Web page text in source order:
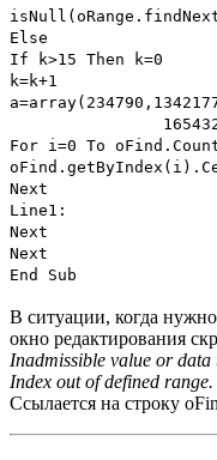
Else
If k>15 Then k=0
k=k+1
For i=0 To
Next
Line1:
Next
Next
End Sub
В ситуации, когда
окно редактирования
Inadmissible value or data
Index out of defined range.
Ссылается на строку